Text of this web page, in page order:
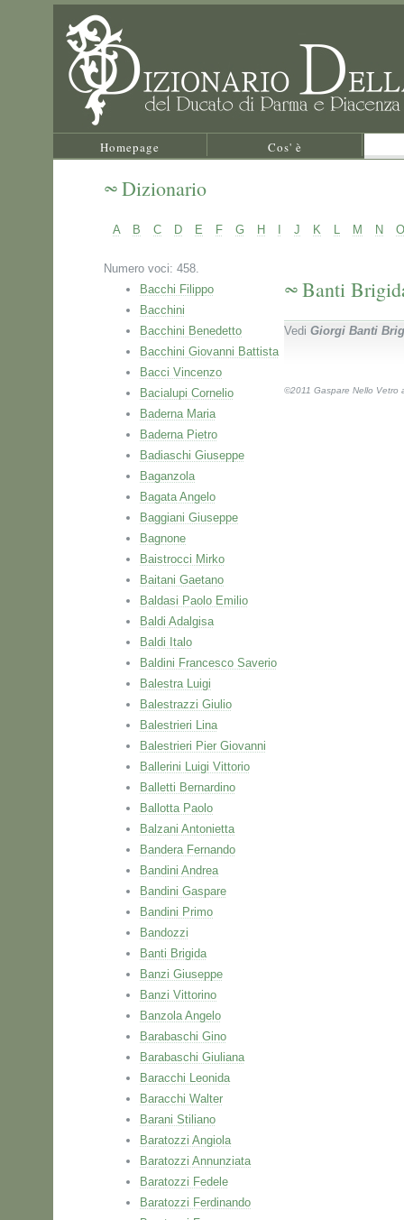
Homepage Cos' è
Dizionario
A B C D E F G H J K L M N O
Numero voci: 458.
Bacchi Filippo
Bacchini
Bacchini Benedetto
Bacchini Giovanni Battista
Bacci Vincenzo
Bacialupi Cornelio
Baderna Maria
Baderna Pietro
Badiaschi Giuseppe
Baganzola
Bagata Angelo
Baggiani Giuseppe
Bagnone
Baistrocci Mirko
Baitani Gaetano
Baldasi Paolo Emilio
Baldi Adalgisa
Baldi Italo
Baldini Francesco Saverio
Balestra Luigi
Balestrazzi Giulio
Balestrieri Lina
Balestrieri Pier Giovanni
Ballerini Luigi Vittorio
Balletti Bernardino
Ballotta Paolo
Balzani Antonietta
Bandera Fernando
Bandini Andrea
Bandini Gaspare
Bandini Primo
Bandozzi
Banti Brigida
Banzi Giuseppe
Banzi Vittorino
Banzola Angelo
Barabaschi Gino
Barabaschi Giuliana
Baracchi Leonida
Baracchi Walter
Barani Stiliano
Baratozzi Angiola
Baratozzi Annunziata
Baratozzi Fedele
Baratozzi Ferdinando
Banti
Vedi Giorgi Banti
©2011 Gaspare Nello Vetro